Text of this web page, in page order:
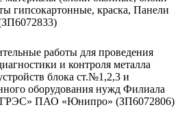
гипсокартонные, краска, Панели
работы для проведения
и контроля металла
блока ст.№1,2,3 и
оборудования нужд Филиала
ГРЭС» ПАО «Юнипро» (ЗП6072806)